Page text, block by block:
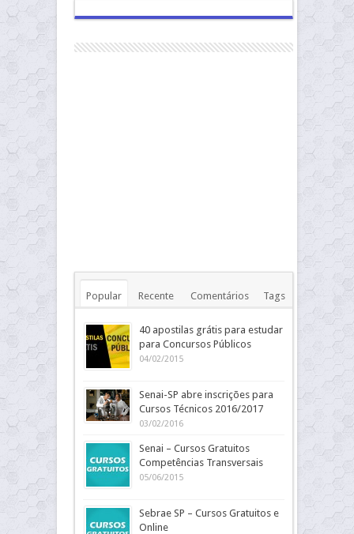
Popular Recente Comentários Tags
40 apostilas grátis para estudar
para Concursos Públicos
04/02/2015
Senai-SP abre inscrições para
Cursos Técnicos 2016/2017
03/02/2016
Senai – Cursos Gratuitos
Competências Transversais
05/06/2015
Sebrae SP – Cursos Gratuitos e
Online